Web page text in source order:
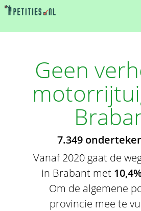
Geen
7.349
Vanaf 2020 gaat de
in Brabant met
Om de algemene
provincie mee te